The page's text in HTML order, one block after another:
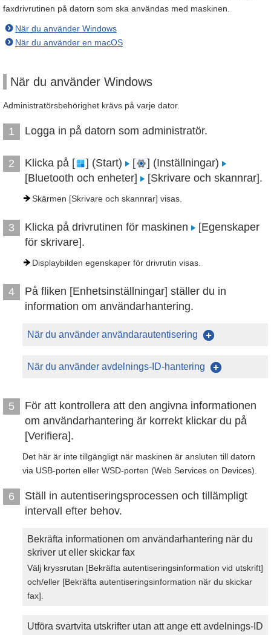
faxdrivrutinen på datorn som ska användas med maskinen.
När du använder Windows
När du använder en macOS
När du använder Windows
Administratörsbehörighet krävs på varje dator.
1 Logga in på datorn som administratör.
2 Klicka på [ ] (Start) [
] (Inställningar)
[Bluetooth och enheter]
[Skrivare och skannrar].
Skärmen [Skrivare och skannrar] visas.
3 Klicka på drivrutinen för maskinen
[Egenskaper
för skrivare].
Displaybilden egenskaper för drivrutin visas.
4
På fliken [Enhetsinställningar] ställer du in
information om användarhantering.
När du använder användarautentisering
När du använder avdelnings-ID-hantering
5
För att kontrollera att den angivna informationen
om användarhantering är korrekt klickar du på
[Verifiera].
Det här är inte tillgängligt när maskinen är ansluten till datorn
via USB-porten eller WSD-porten (Web Services on Devices).
6
Ställ in autentiseringsprocessen och tillämpligt
intervall efter behov.
Bekräfta informationen om användarhantering när du
skriver ut eller skickar fax
Välj kryssrutan [Bekräfta autentiseringsinformation vid utskrift]
och/eller [Bekräfta autentiseringsinformation när du skickar
fax].
Utföra svartvita utskrifter utan att ange ett avdelnings-ID